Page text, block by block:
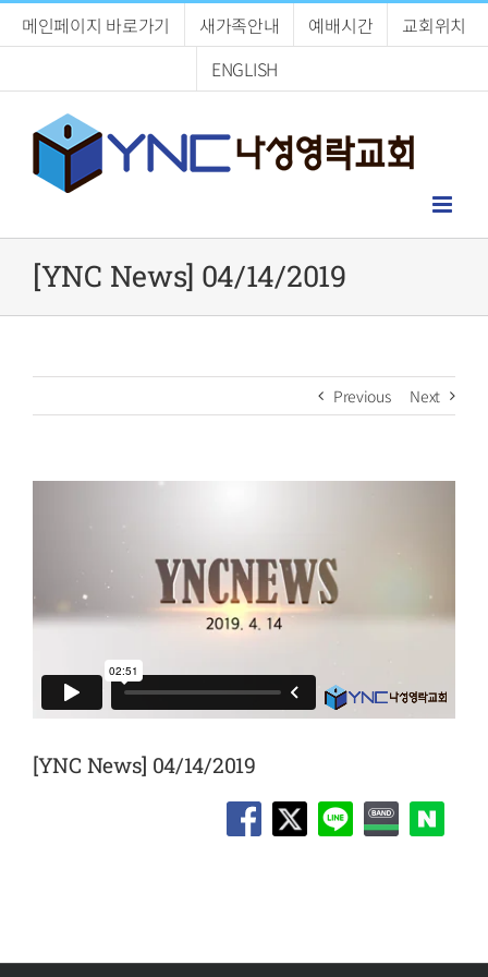
메인페이지 바로가기 새가족안내 예배시간
교회위치
ENGLISH
[YNC News] 04/14/2019
Previous Next
[YNC News] 04/14/2019